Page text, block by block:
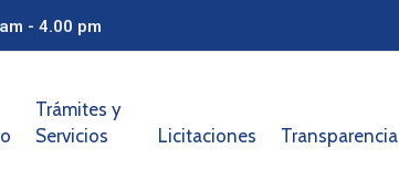
- 4.00 pm
Trámites y
Servicios
Licitaciones Transparencia